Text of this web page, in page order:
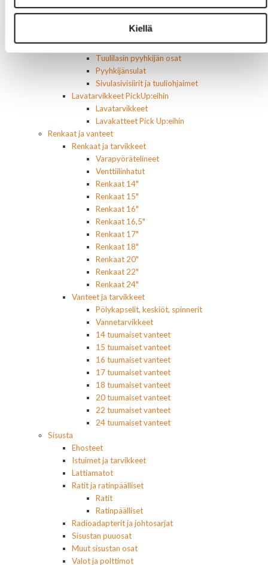
Kiellä
Jeep
Sivulasit/takalasit
Tuulilasit
Tuulilasin pyyhkijän osat
Pyyhkijänsulat
Sivulasivisiirit ja tuuliohjaimet
Lavatarvikkeet PickUp:eihin
Lavatarvikkeet
Lavakatteet Pick Up:eihin
Renkaat ja vanteet
Renkaat ja tarvikkeet
Varapyörätelineet
Venttiilinhatut
Renkaat 14"
Renkaat 15"
Renkaat 16"
Renkaat 16,5"
Renkaat 17"
Renkaat 18"
Renkaat 20"
Renkaat 22"
Renkaat 24"
Vanteet ja tarvikkeet
Pölykapselit, keskiöt, spinnerit
Vannetarvikkeet
14 tuumaiset vanteet
15 tuumaiset vanteet
16 tuumaiset vanteet
17 tuumaiset vanteet
18 tuumaiset vanteet
20 tuumaiset vanteet
22 tuumaiset vanteet
24 tuumaiset vanteet
Sisusta
Ehosteet
Istuimet ja tarvikkeet
Lattiamatot
Ratit ja ratinpäälliset
Ratit
Ratinpäälliset
Radioadapterit ja johtosarjat
Sisustan puuosat
Muut sisustan osat
Valot ja polttimot